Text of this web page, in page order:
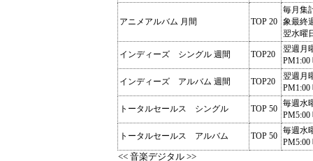
アニメアルバム 月間 TOP 20
毎月集
象最終
翌水曜
インディーズ シングル 週間 TOP20
翌週月
PM1:00
インディーズ アルバム 週間 TOP20
翌週月
PM1:00
トータルセールス シングル TOP 50
毎週水
PM5:00
トータルセールス アルバム TOP 50
毎週水
PM5:00
<< 音楽デジタル >>